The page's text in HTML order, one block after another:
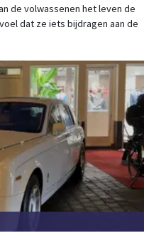
de volwassenen het leven de
dat ze iets bijdragen aan de